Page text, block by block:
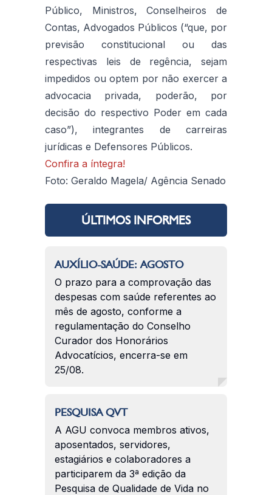
Público, Ministros, Conselheiros de
Contas, Advogados Públicos (“que, por
previsão constitucional ou das
respectivas leis de regência, sejam
impedidos ou optem por não exercer a
advocacia privada, poderão, por
decisão do respectivo Poder em cada
caso”), integrantes de carreiras
jurídicas e Defensores Públicos.
Confira a íntegra!
Foto: Geraldo Magela/ Agência Senado
ÚLTIMOS INFORMES
AUXÍLIO-SAÚDE: AGOSTO
O prazo para a comprovação das
despesas com saúde referentes ao
mês de agosto, conforme a
regulamentação do Conselho
Curador dos Honorários
Advocatícios, encerra-se em
25/08.
PESQUISA QVT
A AGU convoca membros ativos,
aposentados, servidores,
estagiários e colaboradores a
participarem da 3ª edição da
Pesquisa de Qualidade de Vida no